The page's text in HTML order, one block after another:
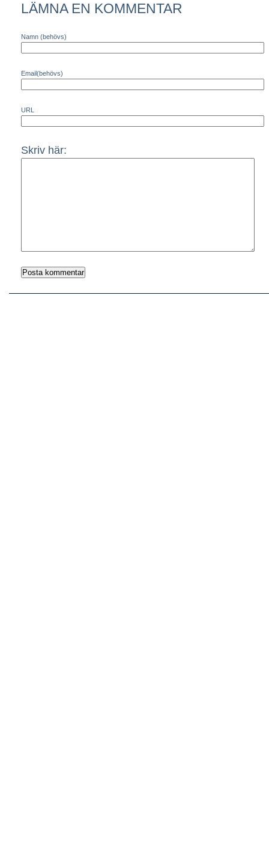
LÄMNA EN KOMMENTAR
Namn (behövs)
Email(behövs)
URL
Skriv här: